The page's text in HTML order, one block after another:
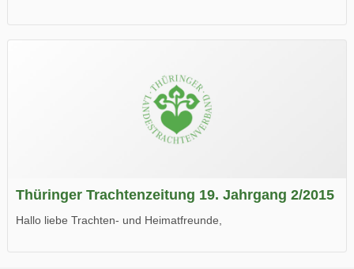
Wir wünschen Euch viel Spaß beim Lesen.
Thüringer Trachtenzeitung 19. Jahrgang 2/2015
Hallo liebe Trachten- und Heimatfreunde,